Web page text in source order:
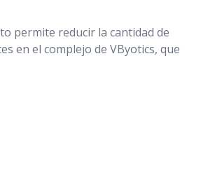
permite reducir la cantidad de
en el complejo de VByotics, que